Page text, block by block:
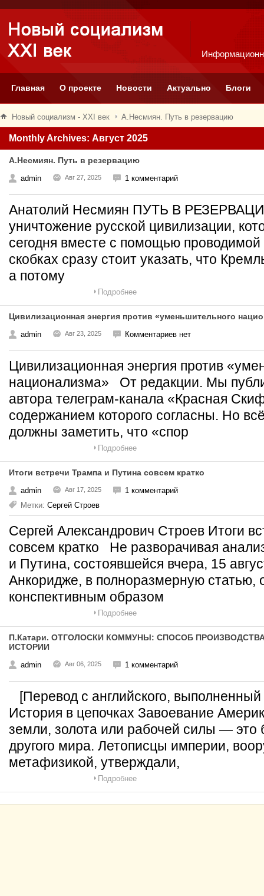
Главная О проекте Новости Актуально Блоги
Новый социализм - XXI век А.Несмиян. Путь в резервацию
Monthly Archives: Август 2025
А.Несмиян. Путь в резервацию
admin Авг 27, 2025 1 комментарий
Анатолий Несмиян ПУТЬ В
уничтожение русской цивилизации,
сегодня вместе с помощью
скобках сразу стоит указать, что
а потому
Подробнее
Цивилизационная энергия против «уменьшительного
admin Авг 23, 2025 Комментариев нет
Цивилизационная энергия против
национализма» От редакции. Мы
автора телеграм-канала «Красная
содержанием которого согласны. Но
должны заметить, что «спор
Подробнее
Итоги встречи Трампа и Путина совсем кратко
admin Авг 17, 2025
1 комментарий
Метки: Сергей Строев
Сергей Александрович Строев Итоги
совсем кратко Не разворачивая
и Путина, состоявшейся вчера, 15
Анкоридже, в полноразмерную
конспективным образом
Подробнее
П.Катари. ОТГОЛОСКИ КОММУНЫ: СПОСОБ
ИСТОРИИ
admin Авг 06, 2025 1 комментарий
[Перевод с английского,
История в цепочках Завоевание
земли, золота или рабочей силы — это
другого мира. Летописцы империи,
метафизикой, утверждали,
Подробнее